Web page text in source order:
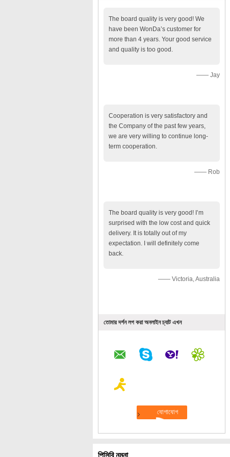
The board quality is very good! We
have been WonDa’s customer for
more than 4 years. Your good service
and quality is too good.
—— Jay
Cooperation is very satisfactory and
the Company of the past few years,
we are very willing to continue long-
term cooperation.
—— Rob
The board quality is very good! I’m
surprised with the low cost and quick
delivery. It is totally out of my
expectation. I will definitely come
back.
—— Victoria, Australia
তোমার দর্শন লগ করা অনলাইন চ্যাট এখন
পিসিবি নমুনা